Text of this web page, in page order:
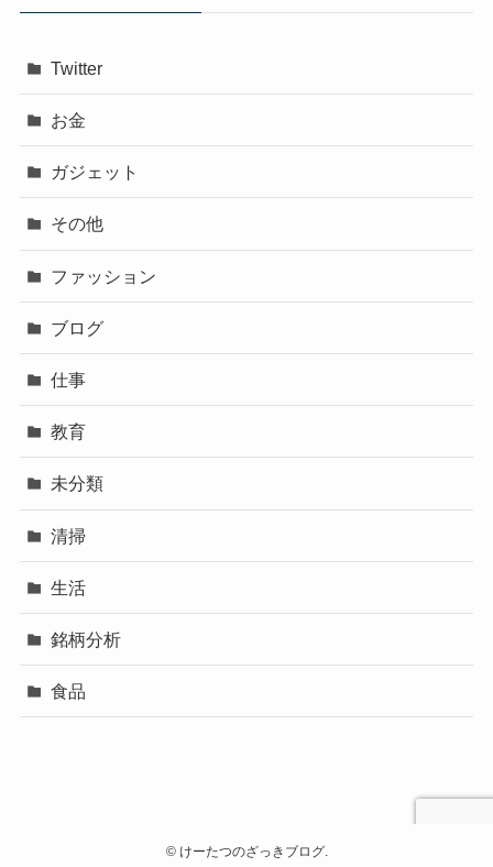
Twitter
お金
ガジェット
その他
ファッション
ブログ
仕事
教育
未分類
清掃
生活
銘柄分析
食品
©けーたつのざっきブログ.